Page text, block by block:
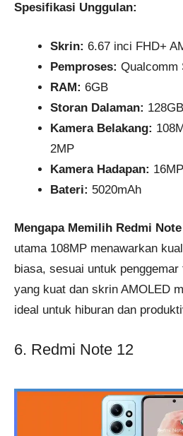
Spesifikasi Unggulan:
Skrin: 6.67 inci FHD+
Pemproses: Qualcomm
RAM: 6GB
Storan Dalaman: 128GB
Kamera Belakang:
2MP
Kamera Hadapan: 16MP
Bateri: 5020mAh
Mengapa Memilih Redmi
utama 108MP menawarkan
biasa, sesuai untuk
yang kuat dan skrin AMOLED
ideal untuk hiburan dan
6. Redmi Note 12